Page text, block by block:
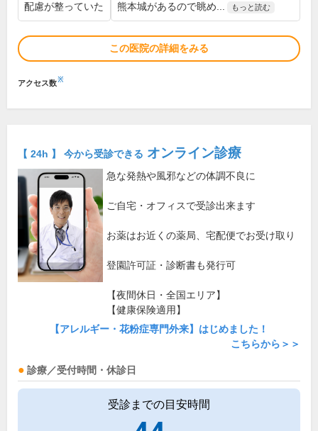
配慮が整っていた
熊本城があるので眺め...
もっと読む
この医院の詳細をみる
アクセス数※
【 24h 】 今から受診できる オンライン診療
急な発熱や風邪などの体調不良に
ご自宅・オフィスで受診出来ます
お薬はお近くの薬局、宅配便でお受け取り
登園許可証・診断書も発行可
【夜間休日・全国エリア】
【健康保険適用】
【アレルギー・花粉症専門外来】はじめました！
こちらから＞＞
診療／受付時間・休診日
受診までの目安時間